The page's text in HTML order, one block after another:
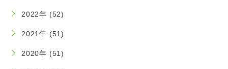
2022年 (52)
2021年 (51)
2020年 (51)